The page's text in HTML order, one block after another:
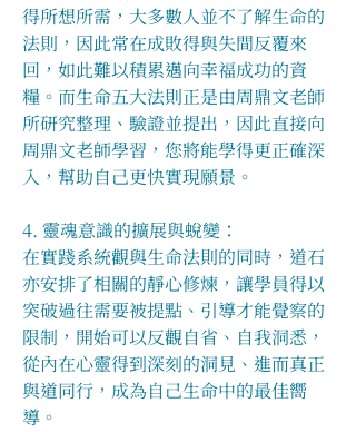
得所想所需，大多數人並不了解生命的
法則，因此常在成敗得與失間反覆來
回，如此難以積累邁向幸福成功的資
糧。而生命五大法則正是由周鼎文老師
所研究整理、驗證並提出，因此直接向
周鼎文老師學習，您將能學得更正確深
入，幫助自己更快實現願景。
4. 靈魂意識的擴展與蛻變：
在實踐系統觀與生命法則的同時，道石
亦安排了相關的靜心修煉，讓學員得以
突破過往需要被提點、引導才能覺察的
限制，開始可以反觀自省、自我洞悉，
從內在心靈得到深刻的洞見、進而真正
與道同行，成為自己生命中的最佳嚮
導。